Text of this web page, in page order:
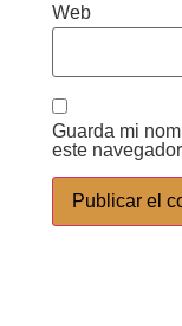
Web
Guarda mi
este